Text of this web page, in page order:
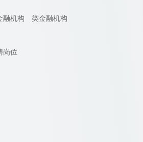
融机构 类金融机构
岗位